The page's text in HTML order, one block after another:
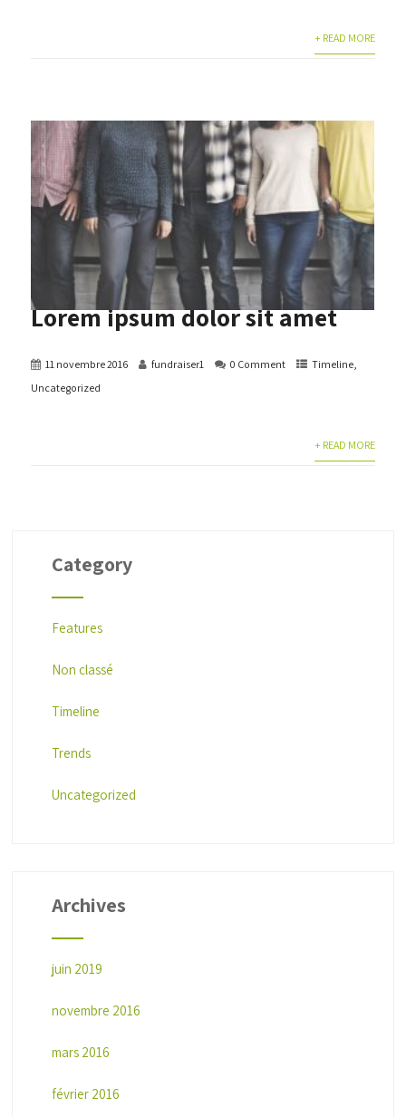
+ READ MORE
Lorem ipsum dolor sit amet
11 novembre 2016 fundraiser1 0 Comment Timeline,
Uncategorized
+ READ MORE
Category
Features
Non classé
Timeline
Trends
Uncategorized
Archives
juin 2019
novembre 2016
mars 2016
février 2016